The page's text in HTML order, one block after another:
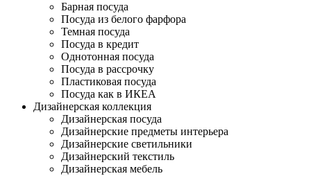
Барная посуда
Посуда из белого фарфора
Темная посуда
Посуда в кредит
Однотонная посуда
Посуда в рассрочку
Пластиковая посуда
Посуда как в ИКЕА
Дизайнерская коллекция
Дизайнерская посуда
Дизайнерские предметы интерьера
Дизайнерские светильники
Дизайнерский текстиль
Дизайнерская мебель